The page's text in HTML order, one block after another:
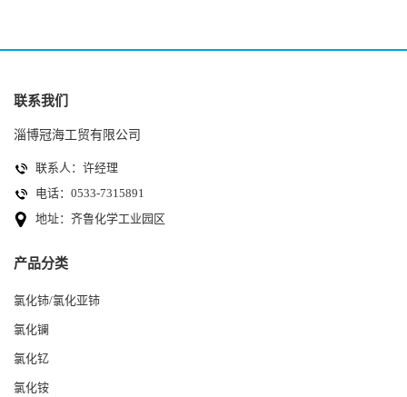
联系我们
淄博冠海工贸有限公司
联系人：许经理
电话：0533-7315891
地址：齐鲁化学工业园区
产品分类
氯化铈/氯化亚铈
氯化镧
氯化钇
氯化铵